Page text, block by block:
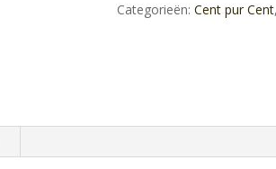
Categorieën:Cent pur Cent